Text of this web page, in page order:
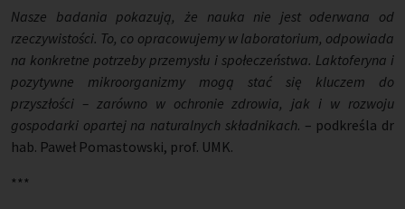
Nasze badania pokazują, że nauka nie jest oderwana od
rzeczywistości. To, co opracowujemy w laboratorium, odpowiada
na konkretne potrzeby przemysłu i społeczeństwa. Laktoferyna i
pozytywne mikroorganizmy mogą stać się kluczem do
przyszłości – zarówno w ochronie zdrowia, jak i w rozwoju
gospodarki opartej na naturalnych składnikach. – podkreśla dr
hab. Paweł Pomastowski, prof. UMK.
***